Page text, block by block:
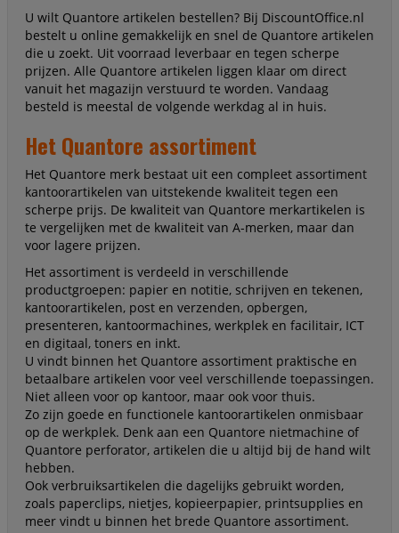
U wilt Quantore artikelen bestellen? Bij DiscountOffice.nl
bestelt u online gemakkelijk en snel de Quantore artikelen
die u zoekt. Uit voorraad leverbaar en tegen scherpe
prijzen. Alle Quantore artikelen liggen klaar om direct
vanuit het magazijn verstuurd te worden. Vandaag
besteld is meestal de volgende werkdag al in huis.
Het Quantore assortiment
Het Quantore merk bestaat uit een compleet assortiment
kantoorartikelen van uitstekende kwaliteit tegen een
scherpe prijs. De kwaliteit van Quantore merkartikelen is
te vergelijken met de kwaliteit van A-merken, maar dan
voor lagere prijzen.
Het assortiment is verdeeld in verschillende
productgroepen: papier en notitie, schrijven en tekenen,
kantoorartikelen, post en verzenden, opbergen,
presenteren, kantoormachines, werkplek en facilitair, ICT
en digitaal, toners en inkt.
U vindt binnen het Quantore assortiment praktische en
betaalbare artikelen voor veel verschillende toepassingen.
Niet alleen voor op kantoor, maar ook voor thuis.
Zo zijn goede en functionele kantoorartikelen onmisbaar
op de werkplek. Denk aan een Quantore nietmachine of
Quantore perforator, artikelen die u altijd bij de hand wilt
hebben.
Ook verbruiksartikelen die dagelijks gebruikt worden,
zoals paperclips, nietjes, kopieerpapier, printsupplies en
meer vindt u binnen het brede Quantore assortiment.